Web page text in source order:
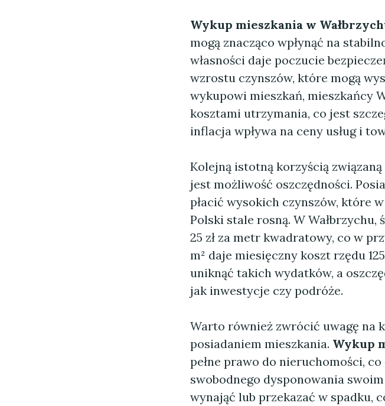
Wykup mieszkania w
mogą znacząco wpłynąć na
własności daje poczucie
wzrostu czynszów, które mogą
wykupowi mieszkań, mieszkańcy
kosztami utrzymania, co jest
inflacja wpływa na ceny usług i
Kolejną istotną korzyścią związaną
jest możliwość oszczędności.
płacić wysokich czynszów, które
Polski stale rosną. W
25 zł za metr kwadratowy, co w
m² daje miesięczny koszt rzędu
uniknąć takich wydatków, a
jak inwestycje czy podróże.
Warto również zwrócić uwagę na
posiadaniem mieszkania. Wykup
pełne prawo do nieruchomości,
swobodnego dysponowania
wynająć lub przekazać w spadku,